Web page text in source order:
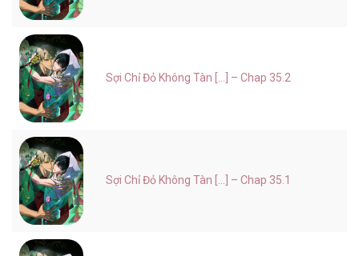
Sợi Chỉ Đỏ Không Tàn [...] – Chap 35.2
Sợi Chỉ Đỏ Không Tàn [...] – Chap 35.1